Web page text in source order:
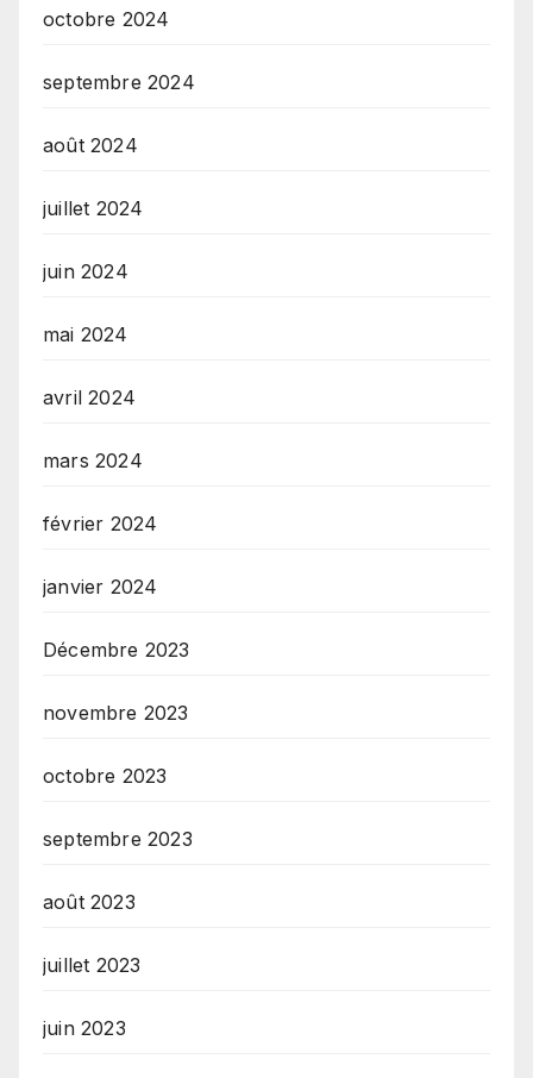
octobre 2024
septembre 2024
août 2024
juillet 2024
juin 2024
mai 2024
avril 2024
mars 2024
février 2024
janvier 2024
Décembre 2023
novembre 2023
octobre 2023
septembre 2023
août 2023
juillet 2023
juin 2023